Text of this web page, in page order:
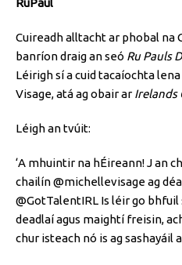
RuPaul
Cuireadh alltacht ar phobal na
banríon draig an seó Ru Pauls
Léirigh sí a cuid tacaíochta
Visage, atá ag obair ar Irelands
Léigh an tvúit:
‘A mhuintir na hÉireann! J an
chailín @michellevisage ag
@GotTalentIRL Is léir go
deadlaí agus maightí freisin,
chur isteach nó is ag sashayáil